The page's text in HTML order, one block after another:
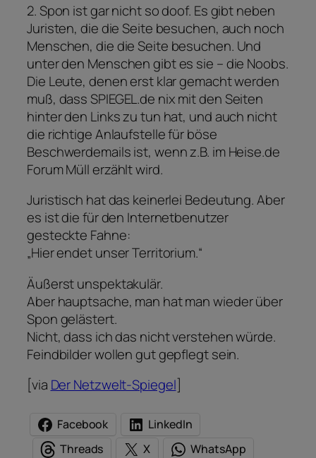
2. Spon ist gar nicht so doof. Es gibt neben
Juristen, die die Seite besuchen, auch noch
Menschen, die die Seite besuchen. Und
unter den Menschen gibt es sie – die Noobs.
Die Leute, denen erst klar gemacht werden
muß, dass SPIEGEL.de nix mit den Seiten
hinter den Links zu tun hat, und auch nicht
die richtige Anlaufstelle für böse
Beschwerdemails ist, wenn z.B. im Heise.de
Forum Müll erzählt wird.
Juristisch hat das keinerlei Bedeutung. Aber
es ist die für den Internetbenutzer
gesteckte Fahne:
„Hier endet unser Territorium.“
Äußerst unspektakulär.
Aber hauptsache, man hat man wieder über
Spon gelästert.
Nicht, dass ich das nicht verstehen würde.
Feindbilder wollen gut gepflegt sein.
[via Der Netzwelt-Spiegel]
Facebook
LinkedIn
Threads
X WhatsApp